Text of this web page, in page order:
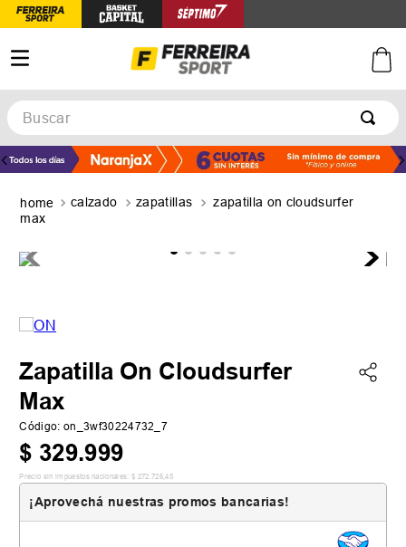
Buscar
calzado zapatillas
zapatilla on cloudsurfer
max
Zapatilla On Cloudsurfer
Max
Código: on_3wf30224732_7
$ 329.999
Precio sin impuestos nacionales: $ 272 .726,45
¡Aprovechá nuestras promos bancarias!
TÉRMINOS MÁS BUSCADOS
2.